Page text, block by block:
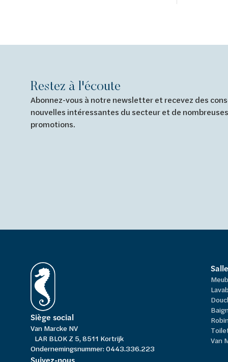
Restez à l'écoute
Abonnez-vous à notre newsletter et recevez des
nouvelles intéressantes du secteur et de
promotions.
Siège social
Van Marcke NV
LAR BLOK Z 5, 8511 Kortrijk
Ondernemingsnummer: 0443.336.223
Suivez-nous
Van